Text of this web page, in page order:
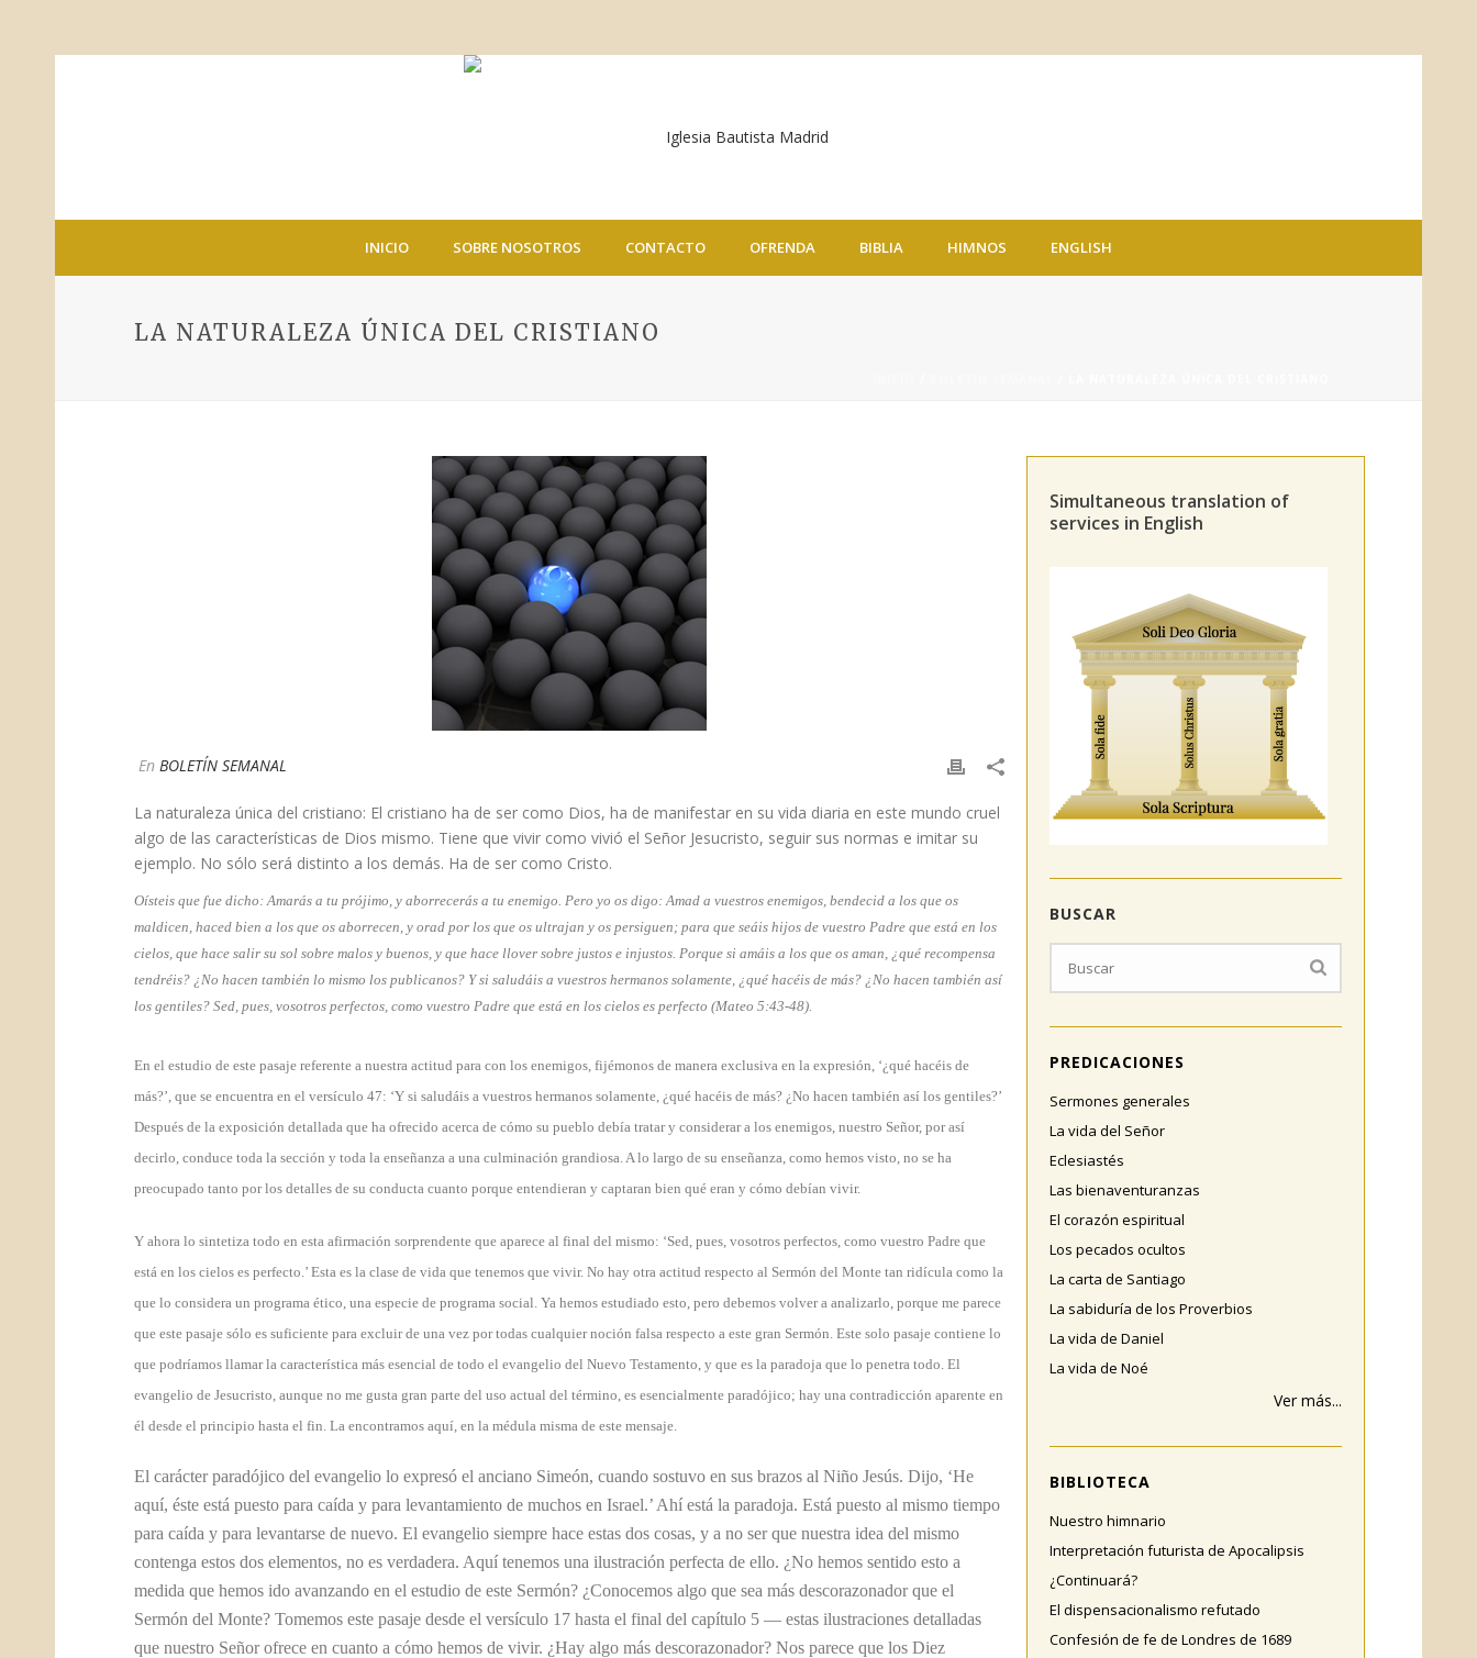
INICIO SOBRE NOSOTROS CONTACTO OFRENDA BIBLIA HIMNOS ENGLISH
LA NATURALEZA ÚNICA DEL CRISTIANO
En BOLETÍN SEMANAL
La naturaleza única del cristiano: El cristiano ha de ser como Dios, ha de manifestar en su vida diaria en este mundo cruel
algo de las características de Dios mismo. Tiene que vivir como vivió el Señor Jesucristo, seguir sus normas e imitar su
ejemplo. No sólo será distinto a los demás. Ha de ser como Cristo.
​Oísteis que fue dicho: Amarás a tu prójimo, y aborrecerás a tu enemigo. Pero yo os digo: Amad a vuestros enemigos, bendecid a los que os
maldicen, haced bien a los que os aborrecen, y orad por los que os ultrajan y os persiguen; para que seáis hijos de vuestro Padre que está en los
cielos, que hace salir su sol sobre malos y buenos, y que hace llover sobre justos e injustos. Porque si amáis a los que os aman, ¿qué recompensa
tendréis? ¿No hacen también lo mismo los publicanos? Y si saludáis a vuestros hermanos solamente, ¿qué hacéis de más? ¿No hacen también así
los gentiles? Sed, pues, vosotros perfectos, como vuestro Padre que está en los cielos es perfecto (Mateo 5:43-48).
En el estudio de este pasaje referente a nuestra actitud para con los enemigos, fijémonos de manera exclusiva en la expresión, ‘¿qué hacéis de
más?’, que se encuentra en el versículo 47: ‘Y si saludáis a vuestros hermanos solamente, ¿qué hacéis de más? ¿No hacen también así los gentiles?’
Después de la exposición detallada que ha ofrecido acerca de cómo su pueblo debía tratar y considerar a los enemigos, nuestro Señor, por así
decirlo, conduce toda la sección y toda la enseñanza a una culminación grandiosa. A lo largo de su enseñanza, como hemos visto, no se ha
preocupado tanto por los detalles de su conducta cuanto porque entendieran y captaran bien qué eran y cómo debían vivir.
Y ahora lo sintetiza todo en esta afirmación sorprendente que aparece al final del mismo: ‘Sed, pues, vosotros perfectos, como vuestro Padre que
está en los cielos es perfecto.’ Esta es la clase de vida que tenemos que vivir. No hay otra actitud respecto al Sermón del Monte tan ridícula como la
que lo considera un programa ético, una especie de programa social. Ya hemos estudiado esto, pero debemos volver a analizarlo, porque me parece
que este pasaje sólo es suficiente para excluir de una vez por todas cualquier noción falsa respecto a este gran Sermón. Este solo pasaje contiene lo
que podríamos llamar la característica más esencial de todo el evangelio del Nuevo Testamento, y que es la paradoja que lo penetra todo. El
evangelio de Jesucristo, aunque no me gusta gran parte del uso actual del término, es esencialmente paradójico; hay una contradicción aparente en
él desde el principio hasta el fin. La encontramos aquí, en la médula misma de este mensaje.
El carácter paradójico del evangelio lo expresó el anciano Simeón, cuando sostuvo en sus brazos al Niño Jesús. Dijo, ‘He
aquí, éste está puesto para caída y para levantamiento de muchos en Israel.’ Ahí está la paradoja. Está puesto al mismo tiempo
para caída y para levantarse de nuevo. El evangelio siempre hace estas dos cosas, y a no ser que nuestra idea del mismo
contenga estos dos elementos, no es verdadera. Aquí tenemos una ilustración perfecta de ello. ¿No hemos sentido esto a
medida que hemos ido avanzando en el estudio de este Sermón? ¿Conocemos algo que sea más descorazonador que el
Sermón del Monte? Tomemos este pasaje desde el versículo 17 hasta el final del capítulo 5 — estas ilustraciones detalladas
que nuestro Señor ofrece en cuanto a cómo hemos de vivir. ¿Hay algo más descorazonador? Nos parece que los Diez
Simultaneous translation of
services in English
BUSCAR
PREDICACIONES
Sermones generales
La vida del Señor
Eclesiastés
Las bienaventuranzas
El corazón espiritual
Los pecados ocultos
La carta de Santiago
La sabiduría de los Proverbios
La vida de Daniel
La vida de Noé
Ver más...
BIBLIOTECA
Nuestro himnario
Interpretación futurista de Apocalipsis
¿Continuará?
El dispensacionalismo refutado
Confesión de fe de Londres de 1689